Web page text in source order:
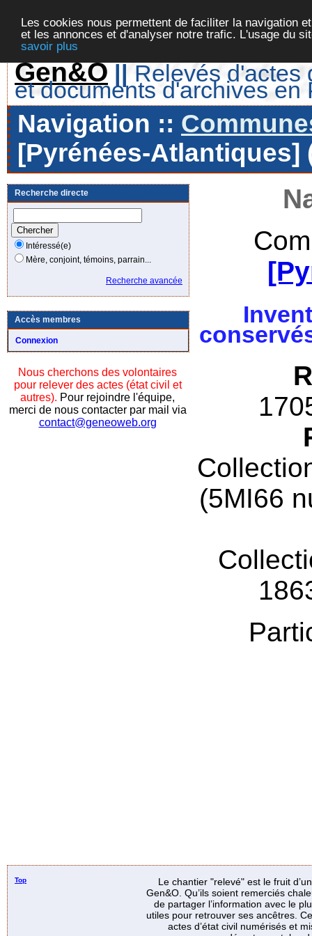
Les cookies nous permettent de faciliter la navigation
et les annonces et d'analyser notre trafic. L'usage du
savoir plus
Gen&O || Relevés d'actes
et documents d'archives en
Navigation ::
[Pyrénées-Atlantiques]
Recherche directe
Intéressé(e)
Mère, conjoint, témoins, parrain...
Recherche avancée
Accès membres
Connexion
Nous cherchons des volontaires
pour relever des actes (état civil et
autres). Pour rejoindre l'équipe,
merci de nous contacter par mail via
contact@geneoweb.org
(5MI66
Top
Le chantier "relevé" est le fruit
Gen&O. Qu’ils soient remerciés
de partager l’information avec le
utiles pour retrouver ses ancêtres.
actes d’état civil numérisés et